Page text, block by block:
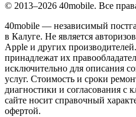
© 2013–2026 40mobile. Все
40mobile — независимый
в Калуге. Не является
Apple и других
принадлежат их
исключительно для описания
услуг. Стоимость и сроки
диагностики и согласования
сайте носит справочный
офертой.